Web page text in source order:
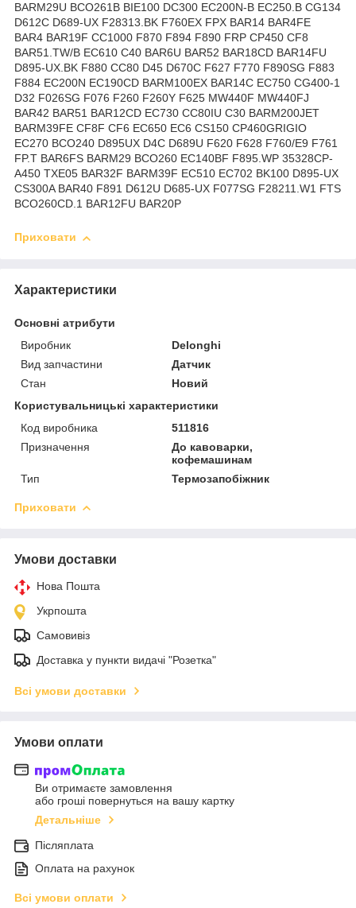
BARM29U BCO261B BIE100 DC300 EC200N-B EC250.B CG134
D612C D689-UX F28313.BK F760EX FPX BAR14 BAR4FE
BAR4 BAR19F CC1000 F870 F894 F890 FRP CP450 CF8
BAR51.TW/B EC610 C40 BAR6U BAR52 BAR18CD BAR14FU
D895-UX.BK F880 CC80 D45 D670C F627 F770 F890SG F883
F884 EC200N EC190CD BARM100EX BAR14C EC750 CG400-1
D32 F026SG F076 F260 F260Y F625 MW440F MW440FJ
BAR42 BAR51 BAR12CD EC730 CC80IU C30 BARM200JET
BARM39FE CF8F CF6 EC650 EC6 CS150 CP460GRIGIO
EC270 BCO240 D895UX D4C D689U F620 F628 F760/E9 F761
FP.T BAR6FS BARM29 BCO260 EC140BF F895.WP 35328CP-
A450 TXE05 BAR32F BARM39F EC510 EC702 BK100 D895-UX
CS300A BAR40 F891 D612U D685-UX F077SG F28211.W1 FTS
BCO260CD.1 BAR12FU BAR20P
Приховати
Характеристики
Основні атрибути
Виробник
Delonghi
Вид запчастини
Датчик
Стан
Новий
Користувальницькі характеристики
Код виробника
511816
Призначення
До кавоварки,
кофемашинам
Тип
Термозапобіжник
Приховати
Умови доставки
Нова Пошта
Укрпошта
Самовивіз
Доставка у пункти видачі "Розетка"
Всі умови доставки
Умови оплати
Ви отримаєте замовлення
або гроші повернуться на вашу картку
Детальніше
Післяплата
Оплата на рахунок
Всі умови оплати